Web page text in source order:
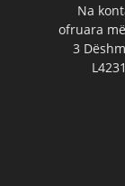
Na
ofruara
3